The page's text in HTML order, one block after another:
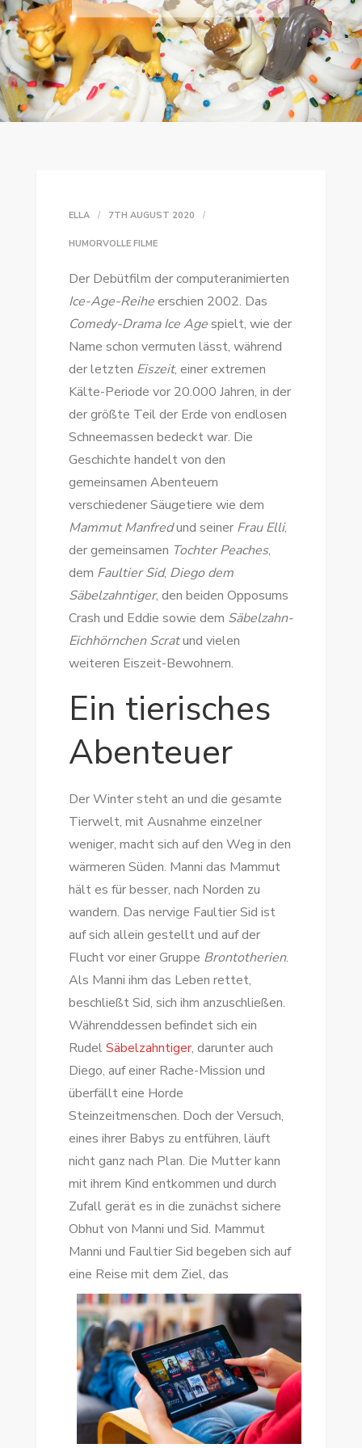
ELLA 7TH AUGUST 2020
HUMORVOLLE FILME
Der Debütfilm der computeranimierten
Ice-Age-Reiheerschien 2002. Das
Comedy-Drama Ice Agespielt, wie der
Name schon vermuten lässt, während
der letzten Eiszeit, einer extremen
Kälte-Periode vor 20.000 Jahren, in der
der größte Teil der Erde von endlosen
Schneemassen bedeckt war. Die
Geschichte handelt von den
gemeinsamen Abenteuern
verschiedener Säugetiere wie dem
Mammut Manfredund seiner Frau Elli,
der gemeinsamen Tochter Peaches,
dem Faultier Sid, Diego dem
Säbelzahntiger, den beiden Opposums
Crash und Eddie sowie dem Säbelzahn-
Eichhörnchen Scratund vielen
weiteren Eiszeit-Bewohnern.
Ein tierisches
Abenteuer
Der Winter steht an und die gesamte
Tierwelt, mit Ausnahme einzelner
weniger, macht sich auf den Weg in den
wärmeren Süden. Manni das Mammut
hält es für besser, nach Norden zu
wandern. Das nervige Faultier Sid ist
auf sich allein gestellt und auf der
Flucht vor einer Gruppe Brontotherien.
Als Manni ihm das Leben rettet,
beschließt Sid, sich ihm anzuschließen.
Währenddessen befindet sich ein
RudelSäbelzahntiger, darunter auch
Diego, auf einer Rache-Mission und
überfällt eine Horde
Steinzeitmenschen. Doch der Versuch,
eines ihrer Babys zu entführen, läuft
nicht ganz nach Plan. Die Mutter kann
mit ihrem Kind entkommen und durch
Zufall gerät es in die zunächst sichere
Obhut von Manni und Sid. Mammut
Manni und Faultier Sid begeben sich auf
eine Reise mit dem Ziel, das